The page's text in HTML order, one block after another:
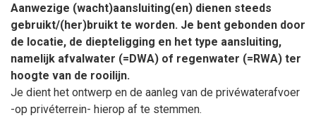
Aanwezige (wacht)aansluiting(en) dienen steeds
gebruikt/(her)bruikt te worden. Je bent gebonden door
de locatie, de diepteligging en het type aansluiting,
namelijk afvalwater (=DWA) of regenwater (=RWA) ter
hoogte van de rooilijn.
Je dient het ontwerp en de aanleg van de privéwaterafvoer
-op privéterrein- hierop af te stemmen.